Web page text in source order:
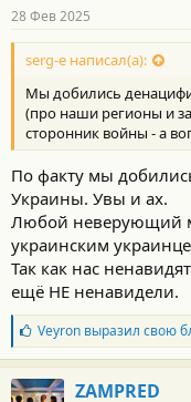
28 Фев 2025
serg-e написал(а):
Мы добились
(про наши регионы и
сторонник войны - а
По факту мы
Украины. Увы и ах.
Любой неверующий
украинским
Так как нас
ещё НЕ ненавидели.
Б
л
а
г
Veyronвыразил свою
ZAMPRED